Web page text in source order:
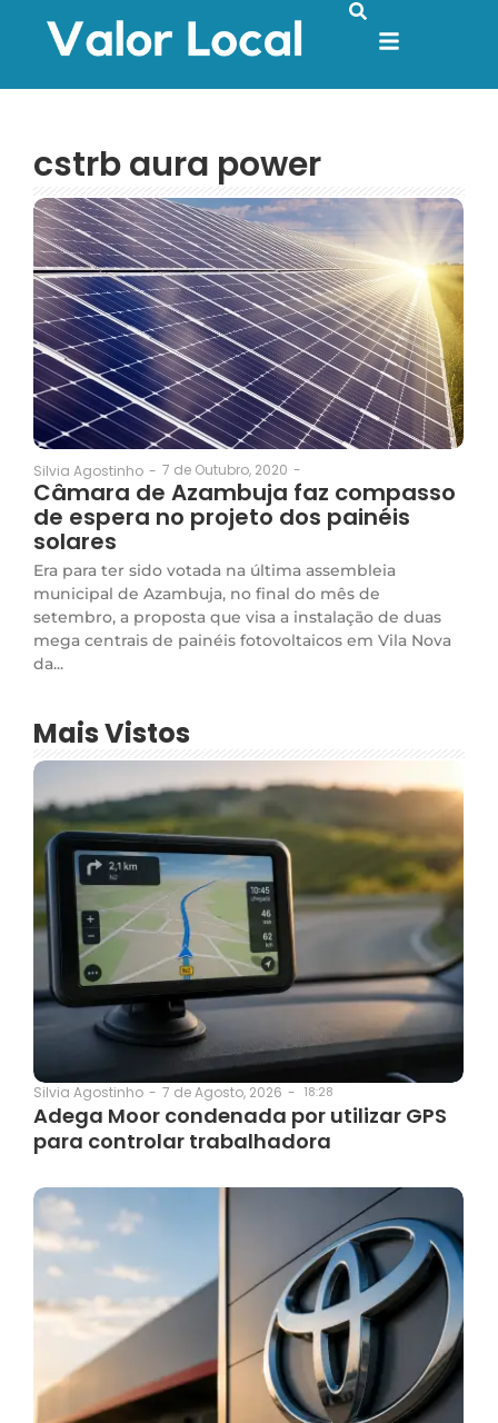
cstrb aura power
Silvia Agostinho - 7 de Outubro, 2020 -
Câmara de Azambuja faz compasso
de espera no projeto dos painéis
solares
Era para ter sido votada na última assembleia
municipal de Azambuja, no final do mês de
setembro, a proposta que visa a instalação de duas
mega centrais de painéis fotovoltaicos em Vila Nova
da...
Mais Vistos
Silvia Agostinho - 7 de Agosto, 2026 - 18:28
Adega Moor condenada por utilizar GPS
para controlar trabalhadora